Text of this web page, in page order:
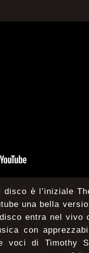
è l’iniziale
una bella
entra nel vivo
con
voci di Timothy